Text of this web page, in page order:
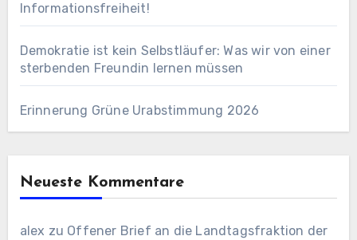
Informationsfreiheit!
Demokratie ist kein Selbstläufer: Was wir von einer
sterbenden Freundin lernen müssen
Erinnerung Grüne Urabstimmung 2026
Neueste Kommentare
alex zu Offener Brief an die Landtagsfraktion der